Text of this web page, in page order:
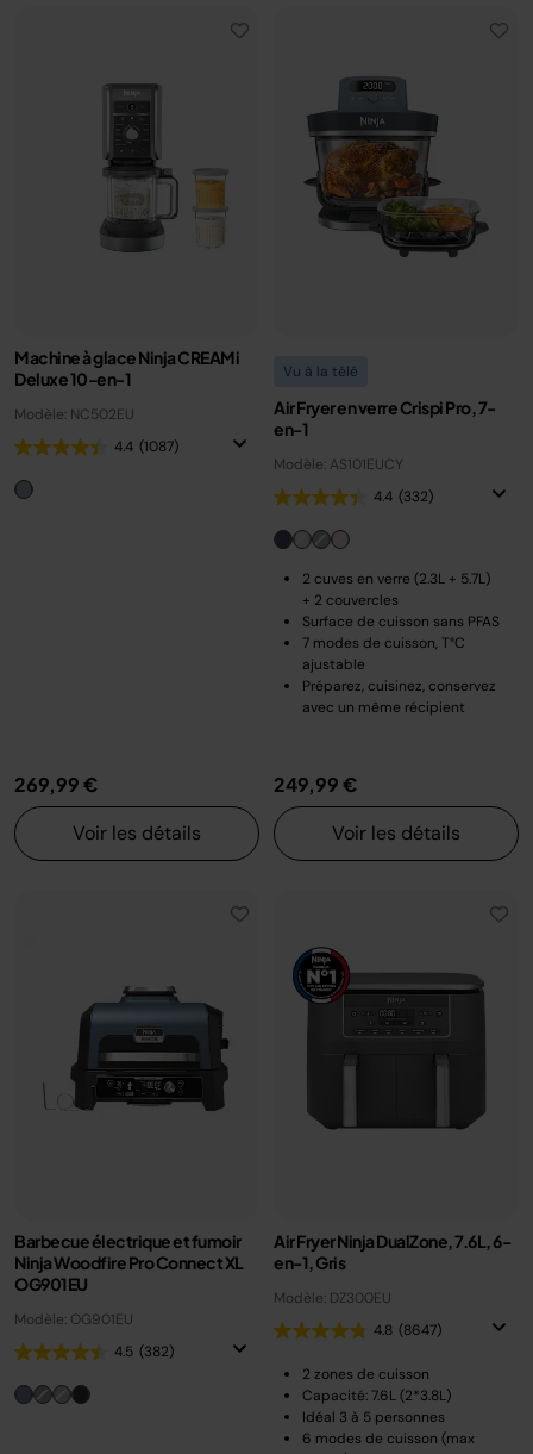
Machine à glace Ninja CREAMi
Deluxe 10-en-1
Modèle: NC502EU
4.4 (1087)
269,99 €
Voir les détails
Vu à la télé
Air Fryer en verre Crispi Pro, 7-
en-1
Modèle: AS101EUCY
4.4 (332)
2 cuves en verre (2.3L + 5.7L)
+ 2 couvercles
Surface de cuisson sans PFAS
7 modes de cuisson, T°C
ajustable
Préparez, cuisinez, conservez
avec un même récipient
249,99 €
Voir les détails
Barbecue électrique et fumoir
Ninja Woodfire Pro Connect XL
OG901EU
Modèle: OG901EU
4.5 (382)
Air Fryer Ninja DualZone, 7.6L, 6-
en-1, Gris
Modèle: DZ300EU
4.8 (8647)
2 zones de cuisson
Capacité: 7.6L (2*3.8L)
Idéal 3 à 5 personnes
6 modes de cuisson (max